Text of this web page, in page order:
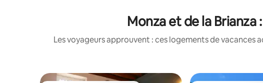
Monza et de la
Les voyageurs approuvent : ces logements de